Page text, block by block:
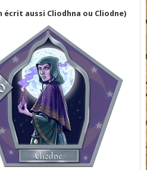
écrit aussi Cliodhna ou Cliodne)